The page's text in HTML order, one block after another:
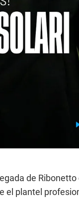
de Ribonetto
el plantel